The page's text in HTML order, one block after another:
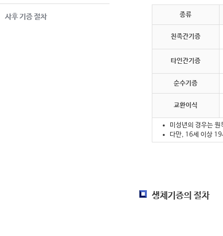
사후 기증 절차 종류
친족간기증
타인간기증
순수기증
교환이식
미성년의 경우는
다만, 16세 이상 19
생체기증의 절차